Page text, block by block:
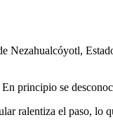
Nezahualcóyotl,
principio se
ralentiza el paso, lo